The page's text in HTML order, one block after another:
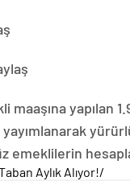
maaşına yapılan
yayımlanarak
emeklilerin
Aylık Alıyor!/